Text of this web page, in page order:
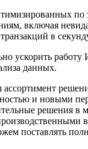
по
включая
в
ускорить
данных.
и новыми
решения
поставлять